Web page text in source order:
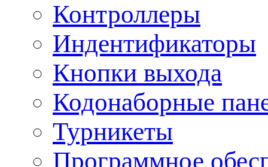
Контроллеры
Индентификаторы
Кнопки выхода
Кодонаборные
Турникеты
Программное